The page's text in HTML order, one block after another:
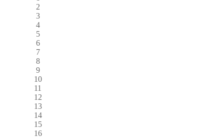
2
3
4
5
6
7
8
9
10
11
12
13
14
15
16